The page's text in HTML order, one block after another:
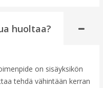
huoltaa?
on sisäyksikön
tehdä vähintään kerran